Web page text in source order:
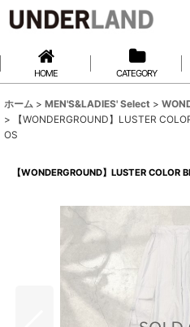
HOME CATEGORY
ホーム > MEN'S&LADIES' Select >
>
【WONDERGROUND】LUSTER
OS
【WONDERGROUND】LUSTER COLOR